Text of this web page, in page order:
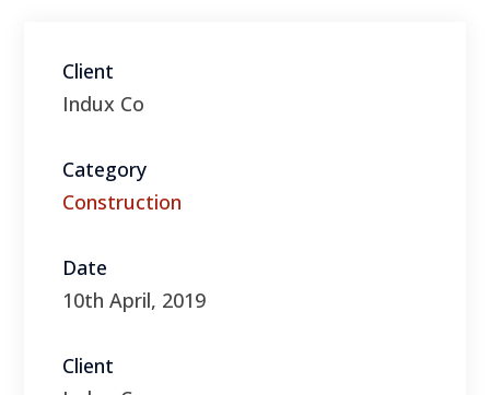
10th April, 2019
Indux Co
Visit Website